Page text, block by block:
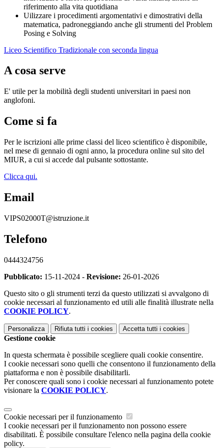
riferimento alla vita quotidiana
Uilizzare i procedimenti argomentativi e dimostrativi della
matematica, padroneggiando anche gli strumenti del Problem
Posing e Solving
Liceo Scientifico Tradizionale con seconda lingua
A cosa serve
E' utile per la mobilità degli studenti universitari in paesi non
anglofoni.
Come si fa
Per le iscrizioni alle prime classi del liceo scientifico è disponibile,
nel mese di gennaio di ogni anno, la procedura online sul sito del
MIUR, a cui si accede dal pulsante sottostante.
Clicca qui.
Email
VIPS02000T@istruzione.it
Telefono
0444324756
Pubblicato: 15-11-2024 - Revisione: 26-01-2026
Questo sito o gli strumenti terzi da questo utilizzati si avvalgono di
cookie necessari al funzionamento ed utili alle finalità illustrate nella
COOKIE POLICY.
Personalizza Rifiuta tutti i cookies Accetta tutti i cookies
Gestione cookie
In questa schermata è possibile scegliere quali cookie consentire.
I cookie necessari sono quelli che consentono il funzionamento della
piattaforma e non è possibile disabilitarli.
Per conoscere quali sono i cookie necessari al funzionamento potete
visionare la COOKIE POLICY.
Cookie necessari per il funzionamento
I cookie necessari per il funzionamento non possono essere
disabilitati. È possibile consultare l'elenco nella pagina della cookie
policy.